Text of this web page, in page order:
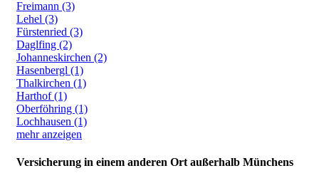
Freimann (3)
Lehel (3)
Fürstenried (3)
Daglfing (2)
Johanneskirchen (2)
Hasenbergl (1)
Thalkirchen (1)
Harthof (1)
Oberföhring (1)
Lochhausen (1)
mehr anzeigen
Versicherung in einem anderen Ort außerhalb Münchens